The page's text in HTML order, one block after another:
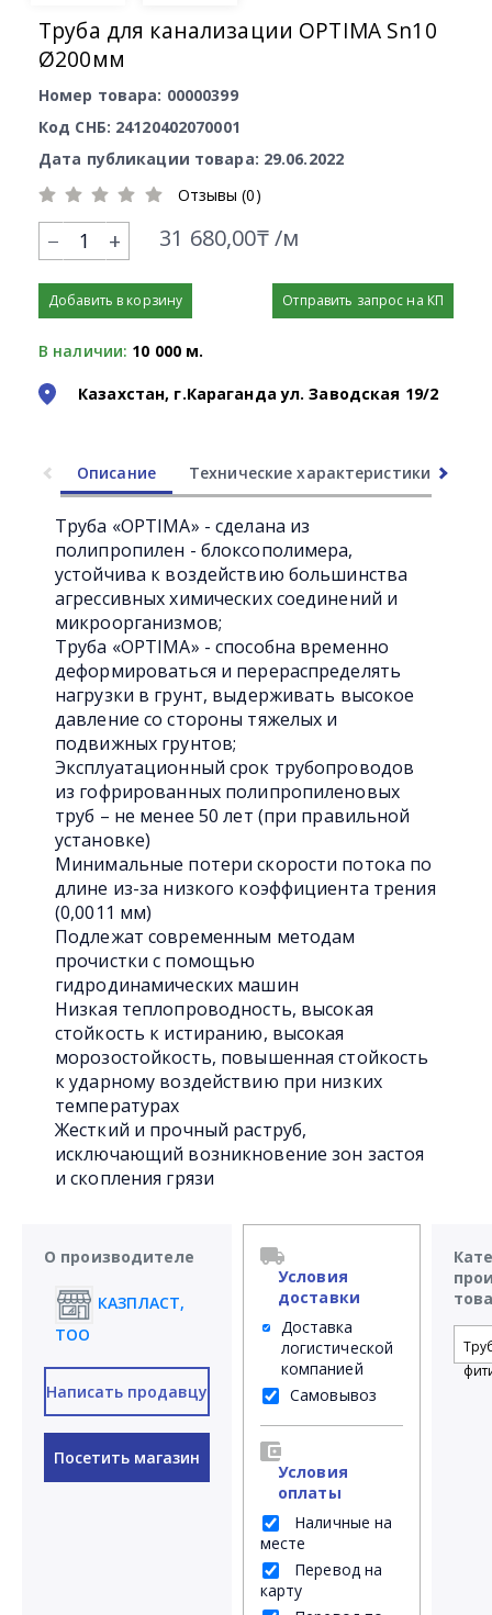
Труба для канализации OPTIMA Sn10
Ø200мм
Номер товара: 00000399
Код СНБ: 24120402070001
Дата публикации товара: 29.06.2022
Отзывы (0)
+ 31 680,00₸ /м
Добавить в корзину Отправить запрос на КП
В наличии: 10 000 м.
Казахстан, г.Караганда ул. Заводская 19/2
Описание Технические характеристики
Труба «OPTIMA» - сделана из
полипропилен - блоксополимера,
устойчива к воздействию большинства
агрессивных химических соединений и
микроорганизмов;
Труба «OPTIMA» - способна временно
деформироваться и перераспределять
нагрузки в грунт, выдерживать высокое
давление со стороны тяжелых и
подвижных грунтов;
Эксплуатационный срок трубопроводов
из гофрированных полипропиленовых
труб – не менее 50 лет (при правильной
установке)
Минимальные потери скорости потока по
длине из-за низкого коэффициента трения
(0,0011 мм)
Подлежат современным методам
прочистки с помощью
гидродинамических машин
Низкая теплопроводность, высокая
стойкость к истиранию, высокая
морозостойкость, повышенная стойкость
к ударному воздействию при низких
температурах
Жесткий и прочный раструб,
исключающий возникновение зон застоя
и скопления грязи
О производителе
КАЗПЛАСТ,
ТОО
Написать продавцу
Посетить магазин
Условия
доставки
Доставка
логистической
компанией
Самовывоз
Условия
оплаты
Наличные на
месте
Перевод на
карту